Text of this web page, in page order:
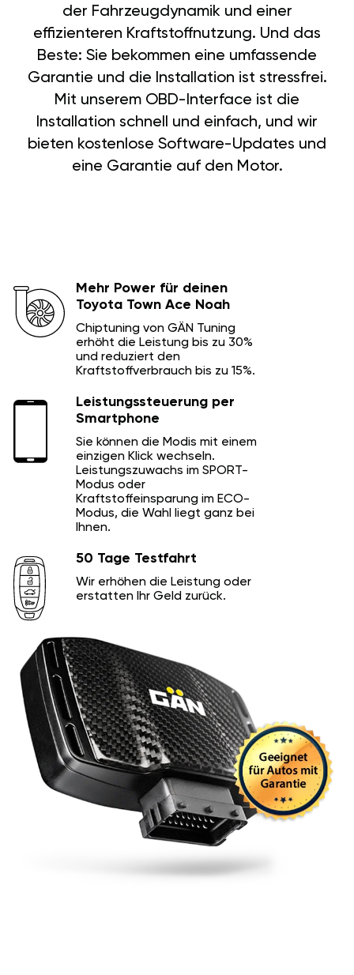
der Fahrzeugdynamik und einer
effizienteren Kraftstoffnutzung. Und das
Beste: Sie bekommen eine umfassende
Garantie und die Installation ist stressfrei.
Mit unserem OBD-Interface ist die
Installation schnell und einfach, und wir
bieten kostenlose Software-Updates und
eine Garantie auf den Motor.
Mehr Power für deinen
Toyota Town Ace Noah
Chiptuning von GÄN Tuning
erhöht die Leistung bis zu 30%
und reduziert den
Kraftstoffverbrauch bis zu 15%.
Leistungssteuerung per
Smartphone
Sie können die Modis mit einem
einzigen Klick wechseln.
Leistungszuwachs im SPORT-
Modus oder
Kraftstoffeinsparung im ECO-
Modus, die Wahl liegt ganz bei
Ihnen.
50 Tage Testfahrt
Wir erhöhen die Leistung oder
erstatten Ihr Geld zurück.